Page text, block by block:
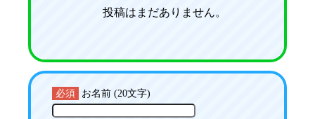
投稿はまだありません。
必須 お名前 (20文字)